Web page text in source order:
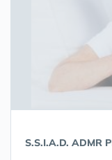
S.S.I.A.D. ADMR